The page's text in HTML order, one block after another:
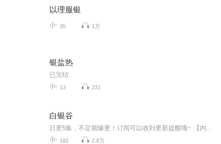
以理服银
35 1万
银盐热
已完结
13 231
白银谷
182 2.8万